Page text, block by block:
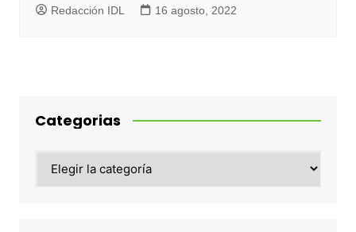
Redacción IDL 16 agosto, 2022
Categorias